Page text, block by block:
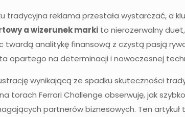
tradycyjna reklama przestała wystarczać, a
a wizerunek marki to nierozerwalny
twardą analitykę finansową z czystą pasją
opartego na determinacji i nowoczesnej
wynikającą ze spadku skuteczności
torach Ferrari Challenge obserwuję, jak
partnerów biznesowych. Ten